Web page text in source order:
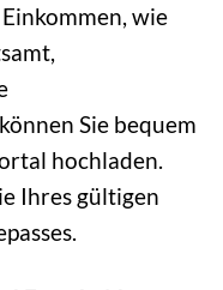
wie
Sie bequem
hochladen.
Ihres gültigen